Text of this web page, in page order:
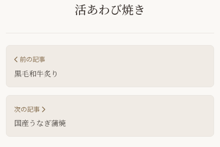
活あわび焼き
前の記事
黒毛和牛炙り
次の記事
国産うなぎ蒲焼